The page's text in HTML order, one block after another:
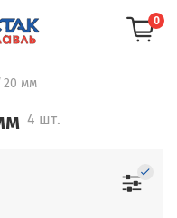
0
20 мм
4 шт.